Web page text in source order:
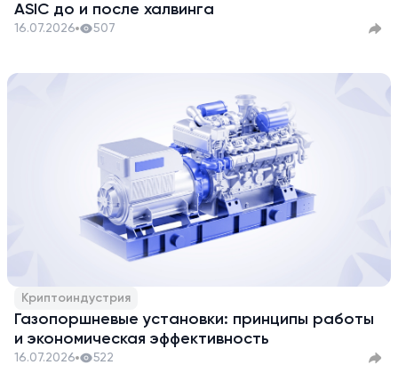
ASIC до и после халвинга
16.07.2026 507
Криптоиндустрия
Газопоршневые установки: принципы работы
и экономическая эффективность
16.07.2026 522